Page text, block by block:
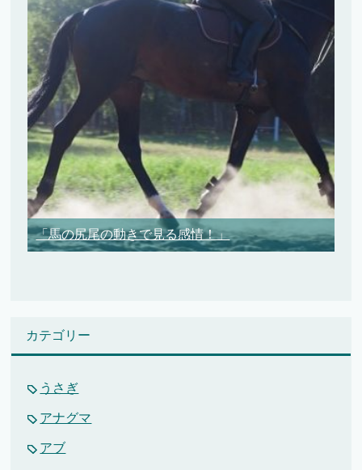
「馬の尻尾の動きで見る感情！」
カテゴリー
うさぎ
アナグマ
アブ